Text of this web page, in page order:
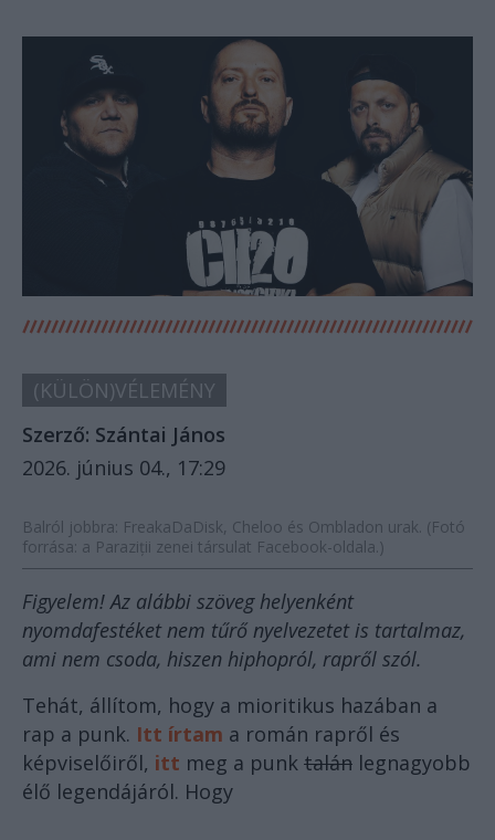
(KÜLÖN)VÉLEMÉNY
Szerző: Szántai János
2026. június 04., 17:29
Balról jobbra: FreakaDaDisk, Cheloo és Ombladon urak. (Fotó
forrása: a Paraziții zenei társulat Facebook-oldala.)
Figyelem! Az alábbi szöveg helyenként
nyomdafestéket nem tűrő nyelvezetet is tartalmaz,
ami nem csoda, hiszen hiphopról, rapről szól.
Tehát, állítom, hogy a mioritikus hazában a
rap a punk. Itt írtam a román rapről és
képviselőiről, itt meg a punk talán legnagyobb
élő legendájáról. Hogy